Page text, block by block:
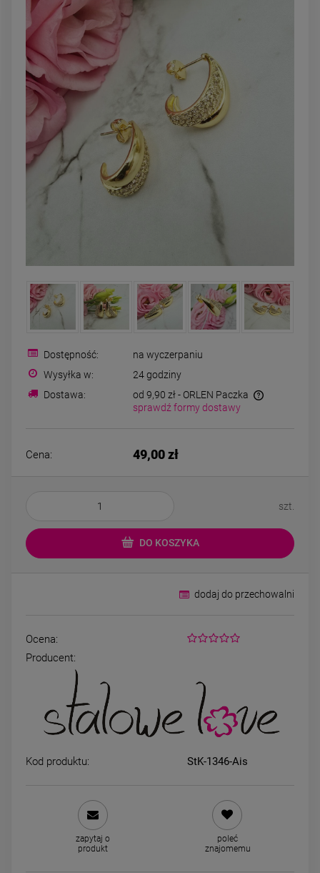
powiadom o
dostępności
Kolczyki STAL
koniczynki różowy
kryształek
44,00 zł
STAL CHIRURGICZNA
większe skrzydła ażurowe
cyrkonie
44,00 zł
Kolczyki STAL
zatrzask ażurowe kwiatki
cyrkonie jasne złoto 2
Dostępność:
na wyczerpaniu
Wysyłka w:
24 godziny
Dostawa:
od 9,90 zł - ORLEN Paczka
sprawdź formy dostawy
Cena: 49,00 zł
szt.
DO KOSZYKA
dodaj do przechowalni
Ocena:
Producent:
Kod produktu: StK-1346-Ais
zapytaj o
produkt
poleć
znajomemu